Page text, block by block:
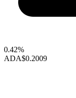
0.42%
ADA$0.2009